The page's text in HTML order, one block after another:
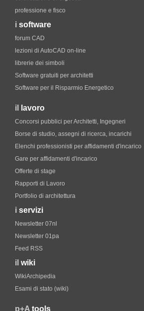
professione e fisco
i software
forum CAD
lezioni di AutoCAD on-line
librerie dei simboli
Software gratuiti per architetti
Software per il Risparmio Energetico
il lavoro
Concorsi pubblici per Architetti, Ingegneri
Borse di studio, assegni di ricerca, incarichi
Elenchi professionisti per affidamenti d'incarico
Gare per affidamenti d'incarico
Offerte di stage
Rapporti di Lavoro
Portfolio di architettura
i servizi
Newsletter 07nl
Newsletter 01pa
Feed RSS
il wiki
WikiArchipedia
Esami di stato (wiki)
p+A tools